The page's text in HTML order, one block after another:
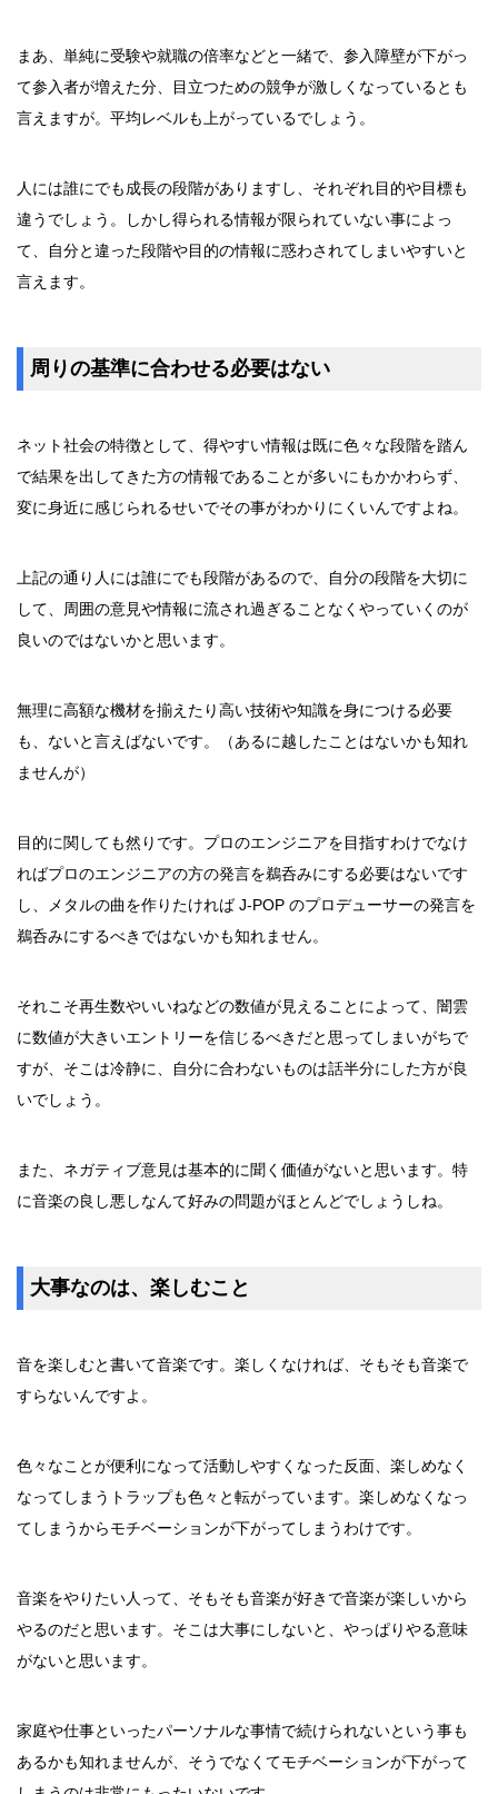
まあ、単純に受験や就職の倍率などと一緒で、参入障壁が下がっ
て参入者が増えた分、目立つための競争が激しくなっているとも
言えますが。平均レベルも上がっているでしょう。
人には誰にでも成長の段階がありますし、それぞれ目的や目標も
違うでしょう。しかし得られる情報が限られていない事によっ
て、自分と違った段階や目的の情報に惑わされてしまいやすいと
言えます。
周りの基準に合わせる必要はない
ネット社会の特徴として、得やすい情報は既に色々な段階を踏ん
で結果を出してきた方の情報であることが多いにもかかわらず、
変に身近に感じられるせいでその事がわかりにくいんですよね。
上記の通り人には誰にでも段階があるので、自分の段階を大切に
して、周囲の意見や情報に流され過ぎることなくやっていくのが
良いのではないかと思います。
無理に高額な機材を揃えたり高い技術や知識を身につける必要
も、ないと言えばないです。（あるに越したことはないかも知れ
ませんが）
目的に関しても然りです。プロのエンジニアを目指すわけでなけ
ればプロのエンジニアの方の発言を鵜呑みにする必要はないです
し、メタルの曲を作りたければ J-POP のプロデューサーの発言を
鵜呑みにするべきではないかも知れません。
それこそ再生数やいいねなどの数値が見えることによって、闇雲
に数値が大きいエントリーを信じるべきだと思ってしまいがちで
すが、そこは冷静に、自分に合わないものは話半分にした方が良
いでしょう。
また、ネガティブ意見は基本的に聞く価値がないと思います。特
に音楽の良し悪しなんて好みの問題がほとんどでしょうしね。
大事なのは、楽しむこと
音を楽しむと書いて音楽です。楽しくなければ、そもそも音楽で
すらないんですよ。
色々なことが便利になって活動しやすくなった反面、楽しめなく
なってしまうトラップも色々と転がっています。楽しめなくなっ
てしまうからモチベーションが下がってしまうわけです。
音楽をやりたい人って、そもそも音楽が好きで音楽が楽しいから
やるのだと思います。そこは大事にしないと、やっぱりやる意味
がないと思います。
家庭や仕事といったパーソナルな事情で続けられないという事も
あるかも知れませんが、そうでなくてモチベーションが下がって